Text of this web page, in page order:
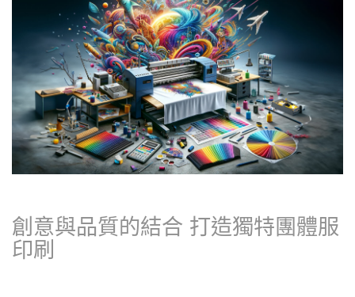
創意與品質的結合 打造獨特團體服
印刷